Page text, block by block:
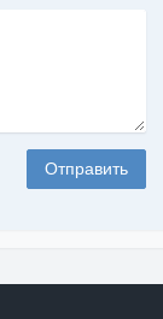
Отправить